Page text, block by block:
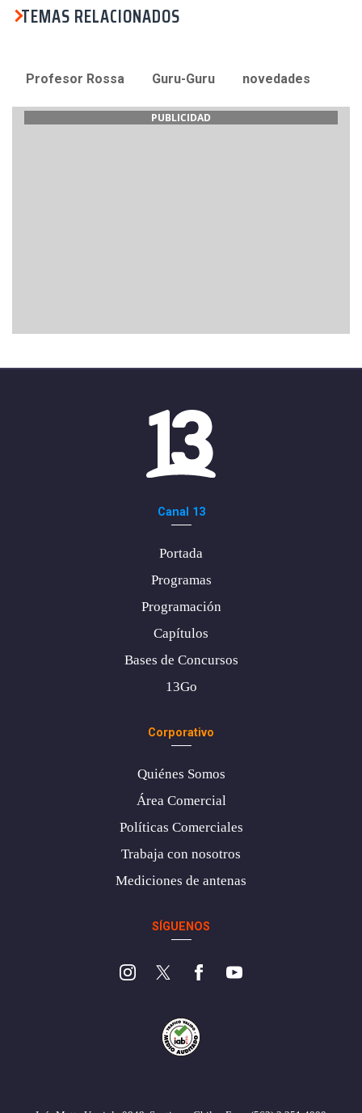
TEMAS RELACIONADOS
Profesor Rossa Guru-Guru novedades
PUBLICIDAD
Canal 13
Portada
Programas
Programación
Capítulos
Bases de Concursos
13Go
Corporativo
Quiénes Somos
Área Comercial
Políticas Comerciales
Trabaja con nosotros
Mediciones de antenas
SÍGUENOS